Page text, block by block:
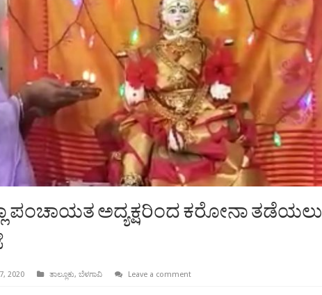
ಪಂಚಾಯತ ಅದ್ಯಕ್ಷರಿಂದ ಕರೋನಾ ತಡೆಯಲು
2020 ತಾಲ್ಲೂಕು, ಬೆಳಗಾವಿ Leave a comment